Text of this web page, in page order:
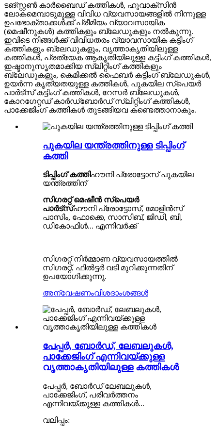
ടങ്സ്റ്റൺ കാർബൈഡ് കത്തികൾ, ഹുവാക്സിൻ
ലോകമെമ്പാടുമുള്ള വിവിധ വ്യവസായങ്ങളിൽ നിന്നുള്ള
ഉപഭോക്താക്കൾക്ക് പ്രീമിയം വ്യാവസായിക
(മെഷീനുകൾ) കത്തികളും ബ്ലേഡുകളും നൽകുന്നു.
ഇവിടെ നിങ്ങൾക്ക് വിവിധതരം വ്യാവസായിക കട്ടിംഗ്
കത്തികളും ബ്ലേഡുകളും, വൃത്താകൃതിയിലുള്ള
കത്തികൾ, പ്രത്യേക ആകൃതിയിലുള്ള കട്ടിംഗ് കത്തികൾ,
ഇഷ്ടാനുസൃതമാക്കിയ സ്ലിറ്റിംഗ് കത്തികളും
ബ്ലേഡുകളും, കെമിക്കൽ ഫൈബർ കട്ടിംഗ് ബ്ലേഡുകൾ,
ഉയർന്ന കൃത്യതയുള്ള കത്തികൾ, പുകയില സ്പെയർ
പാർട്സ് കട്ടിംഗ് കത്തികൾ, റേസർ ബ്ലേഡുകൾ,
കോറഗേറ്റഡ് കാർഡ്ബോർഡ് സ്ലിറ്റിംഗ് കത്തികൾ,
പാക്കേജിംഗ് കത്തികൾ തുടങ്ങിയവ കണ്ടെത്താനാകും.
പുകയില യന്ത്രത്തിനുള്ള ടിപ്പിംഗ്
കത്തി
ടിപ്പിംഗ് കത്തിഹൗനി പ്രോട്ടോസ് പുകയില
യന്ത്രത്തിന്
സിഗരറ്റ് മെഷീൻ സ്പെയർ
പാർട്സ്ഹൗനി പ്രോട്ടോസ്, മോളിൻസ്
പാസിം, ഫോക്കെ, സാസിബ്, ജിഡി, ബി,
ഡീകോഫിൾ... എന്നിവർക്ക്
സിഗരറ്റ് നിർമ്മാണ വ്യവസായത്തിൽ
സിഗരറ്റ്, ഫിൽട്ടർ വടി മുറിക്കുന്നതിന്
ഉപയോഗിക്കുന്നു.
അന്വേഷണംവിശദാംശങ്ങൾ
പേപ്പർ, ബോർഡ്, ലേബലുകൾ,
പാക്കേജിംഗ് എന്നിവയ്ക്കുള്ള
വൃത്താകൃതിയിലുള്ള കത്തികൾ
പേപ്പർ, ബോർഡ് ലേബലുകൾ,
പാക്കേജിംഗ്, പരിവർത്തനം
എന്നിവയ്ക്കുള്ള കത്തികൾ...
വലിപ്പം: